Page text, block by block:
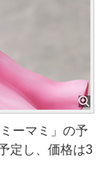
ーマミ」の予
定し、価格は3